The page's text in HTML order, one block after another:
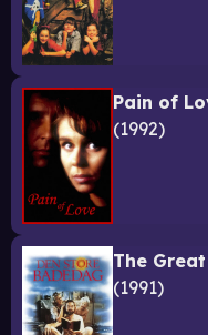
Pain of
1992
The
1991